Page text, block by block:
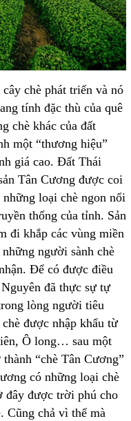
chè phát triển và nó
tính đặc thù của quê
chè khác của đất
một “thương hiệu”
giá cao. Đất Thái
Tân Cương được coi
loại chè ngon nổi
thống của tỉnh. Sản
đi khắp các vùng miền
người sành chè
Để có được điều
đã thực sự tự
lòng người tiêu
được nhập khẩu từ
Ô long… sau một
“chè Tân Cương”
có những loại chè
đây được trời phú cho
Cũng chả vì thế mà